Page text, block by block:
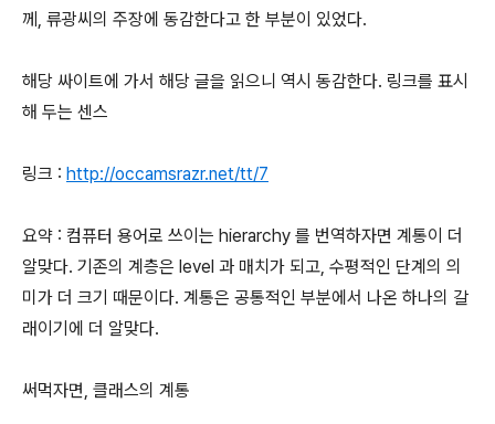
께, 류광씨의 주장에 동감한다고 한 부분이 있었다.
해당 싸이트에 가서 해당 글을 읽으니 역시 동감한다. 링크를 표시
해 두는 센스
링크 : http://occamsrazr.net/tt/7
요약 : 컴퓨터 용어로 쓰이는 hierarchy 를 번역하자면 계통이 더
알맞다. 기존의 계층은 level 과 매치가 되고, 수평적인 단계의 의
미가 더 크기 때문이다. 계통은 공통적인 부분에서 나온 하나의 갈
래이기에 더 알맞다.
써먹자면, 클래스의 계통